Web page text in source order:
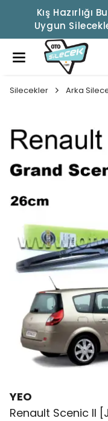
Kış Hazırlığı
Uygun
Silecekler Arka
YEO
Renault Scenic II